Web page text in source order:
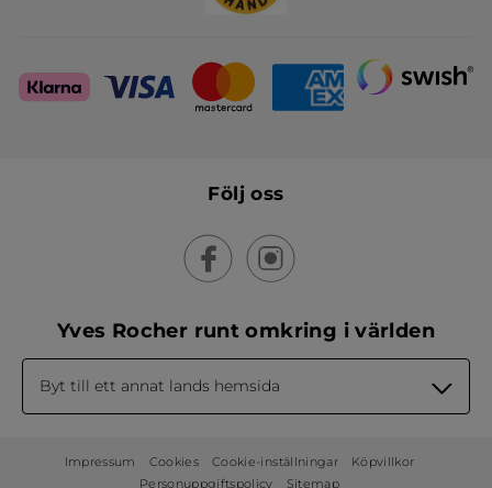
Följ oss
Yves Rocher runt omkring i världen
Byt till ett annat lands hemsida
Impressum Cookies Cookie-inställningar
Köpvillkor
Personuppgiftspolicy
Sitemap